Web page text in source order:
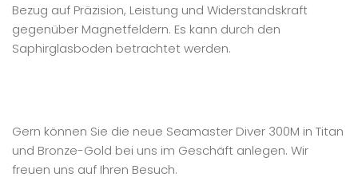
Bezug auf Präzision, Leistung und Widerstandskraft
gegenüber Magnetfeldern. Es kann durch den
Saphirglasboden betrachtet werden.
Gern können Sie die neue Seamaster Diver 300M in Titan
und Bronze-Gold bei uns im Geschäft anlegen. Wir
freuen uns auf Ihren Besuch.